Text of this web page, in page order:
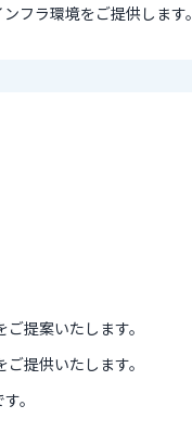
フラ環境をご提供します。
提案いたします。
提供いたします。
。